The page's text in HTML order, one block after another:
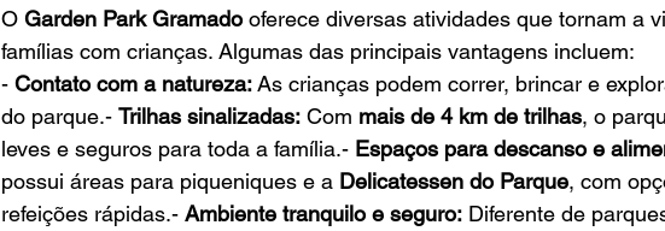
O Garden Park Gramado oferece diversas atividades que tornam a
famílias com crianças. Algumas das principais vantagens incluem:
- Contato com a natureza: As crianças podem correr, brincar e
do parque.- Trilhas sinalizadas: Com mais de 4 km de trilhas, o
leves e seguros para toda a família.- Espaços para descanso e
possui áreas para piqueniques e a Delicatessen do Parque, com
refeições rápidas.- Ambiente tranquilo e seguro: Diferente de